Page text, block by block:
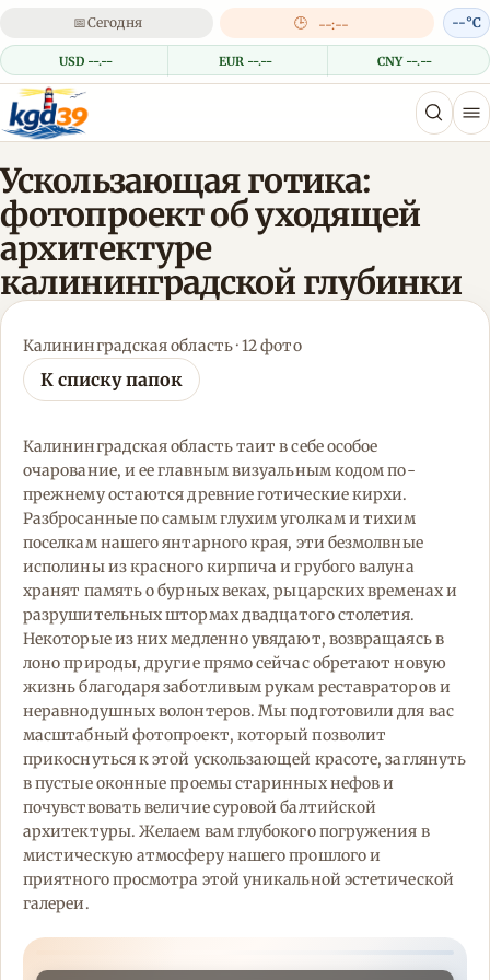
📅Сегодня 🕒 --:--
USD --.-- EUR --.-- CNY --.--
--°C
Ускользающая готика:
фотопроект об уходящей
архитектуре
калининградской глубинки
Калининградская область · 12 фото
К списку папок
Калининградская область таит в себе особое
очарование, и ее главным визуальным кодом по-
прежнему остаются древние готические кирхи.
Разбросанные по самым глухим уголкам и тихим
поселкам нашего янтарного края, эти безмолвные
исполины из красного кирпича и грубого валуна
хранят память о бурных веках, рыцарских временах и
разрушительных штормах двадцатого столетия.
Некоторые из них медленно увядают, возвращаясь в
лоно природы, другие прямо сейчас обретают новую
жизнь благодаря заботливым рукам реставраторов и
неравнодушных волонтеров. Мы подготовили для вас
масштабный фотопроект, который позволит
прикоснуться к этой ускользающей красоте, заглянуть
в пустые оконные проемы старинных нефов и
почувствовать величие суровой балтийской
архитектуры. Желаем вам глубокого погружения в
мистическую атмосферу нашего прошлого и
приятного просмотра этой уникальной эстетической
галереи.